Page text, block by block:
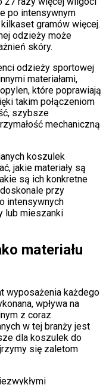
po intensywnym
gramów więcej.
odzieży może
skóry.
odzieży sportowej
materiałami,
które poprawiają
takim połączeniom
szybsze
mechaniczną
koszulek
jakie materiały są
są ich konkretne
przy
intensywnych
lub mieszanki
materiału
wyposażenia każdego
wpływa na
z coraz
w tej branży jest
dla koszulek do
się zaletom